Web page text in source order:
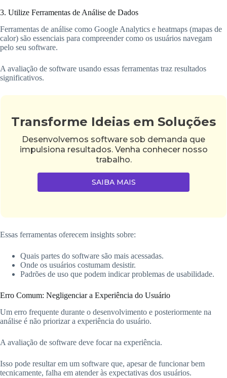
3. Utilize Ferramentas de Análise de Dados
Ferramentas de análise como Google Analytics e heatmaps (mapas de
calor) são essenciais para compreender como os usuários navegam
pelo seu software.
A avaliação de software usando essas ferramentas traz resultados
significativos.
Transforme Ideias em Soluções
Desenvolvemos software sob demanda que
impulsiona resultados. Venha conhecer nosso
trabalho.
SAIBA MAIS
Essas ferramentas oferecem insights sobre:
Quais partes do software são mais acessadas.
Onde os usuários costumam desistir.
Padrões de uso que podem indicar problemas de usabilidade.
Erro Comum: Negligenciar a Experiência do Usuário
Um erro frequente durante o desenvolvimento e posteriormente na
análise é não priorizar a experiência do usuário.
A avaliação de software deve focar na experiência.
Isso pode resultar em um software que, apesar de funcionar bem
tecnicamente, falha em atender às expectativas dos usuários.